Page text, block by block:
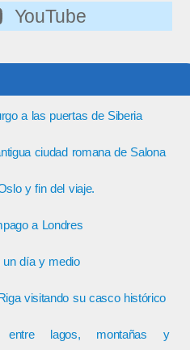
YouTube
a las puertas de Siberia
ciudad romana de Salona
y fin del viaje.
a Londres
un día y medio
visitando su casco histórico
entre lagos, montañas y